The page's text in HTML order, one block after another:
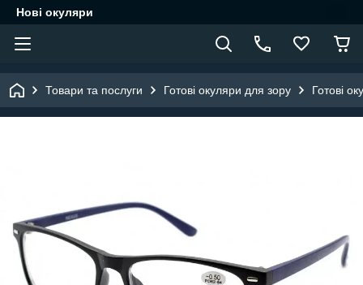
Нові окуляри
Товари та послуги Готові окуляри для зору Готові